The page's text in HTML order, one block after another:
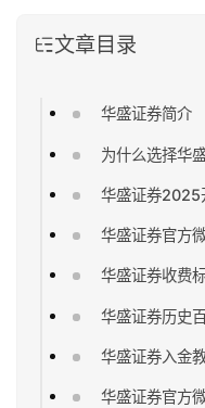
文章目录
华盛证券简介
为什么选择华
华盛证券2025
华盛证券官方
华盛证券收费
华盛证券历史
华盛证券入金
华盛证券官方